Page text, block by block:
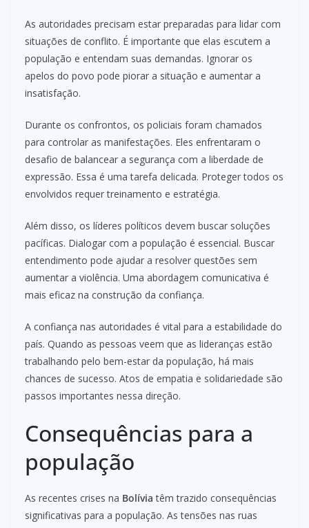
As autoridades precisam estar preparadas para lidar com
situações de conflito. É importante que elas escutem a
população e entendam suas demandas. Ignorar os
apelos do povo pode piorar a situação e aumentar a
insatisfação.
Durante os confrontos, os policiais foram chamados
para controlar as manifestações. Eles enfrentaram o
desafio de balancear a segurança com a liberdade de
expressão. Essa é uma tarefa delicada. Proteger todos os
envolvidos requer treinamento e estratégia.
Além disso, os líderes políticos devem buscar soluções
pacíficas. Dialogar com a população é essencial. Buscar
entendimento pode ajudar a resolver questões sem
aumentar a violência. Uma abordagem comunicativa é
mais eficaz na construção da confiança.
A confiança nas autoridades é vital para a estabilidade do
país. Quando as pessoas veem que as lideranças estão
trabalhando pelo bem-estar da população, há mais
chances de sucesso. Atos de empatia e solidariedade são
passos importantes nessa direção.
Consequências para a
população
As recentes crises na Bolívia têm trazido consequências
significativas para a população. As tensões nas ruas